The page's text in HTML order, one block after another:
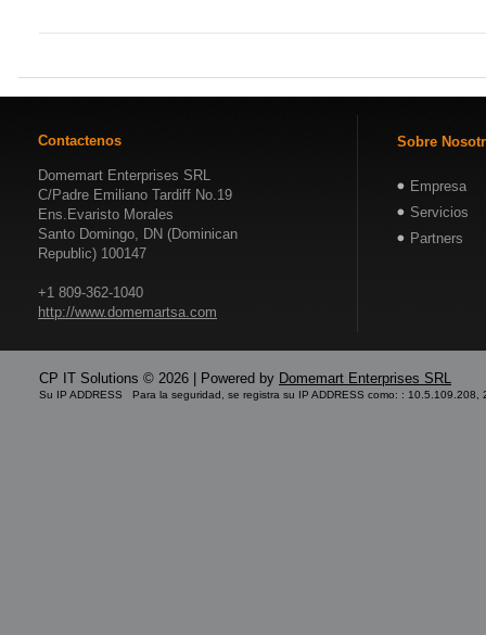
Contactenos
Domemart Enterprises SRL
C/Padre Emiliano Tardiff No.19
Ens.Evaristo Morales
Santo Domingo, DN (Dominican
Republic) 100147
+1 809-362-1040
http://www.domemartsa.com
Sobre
Empresa
Servicios
Partners
CP IT Solutions © 2026 | Powered by Domemart Enterprises SRL
Su IP ADDRESS Para la seguridad, se registra su IP ADDRESS como: : 10.5.109.208,